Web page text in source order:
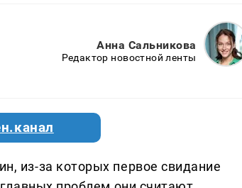
Анна Сальникова
Редактор новостной ленты
из-за которых первое свидание